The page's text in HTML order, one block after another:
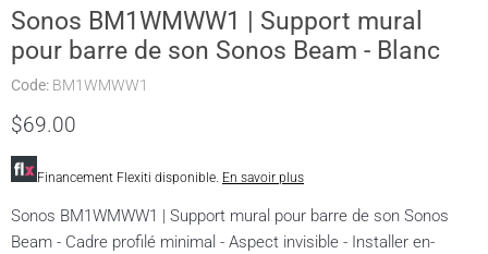
Sonos BM1WMWW1 | Support mural
pour barre de son Sonos Beam - Blanc
Code: BM1WMWW1
$69.00
Financement Flexiti disponible. En savoir plus
Sonos BM1WMWW1 | Support mural pour barre de son Sonos
Beam - Cadre profilé minimal - Aspect invisible - Installer en-